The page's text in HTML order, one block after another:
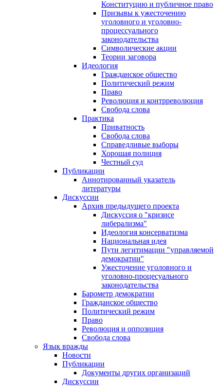
Конституцию и публичное право
Призывы к ужесточению
уголовного и уголовно-
процессуального
законодательства
Символические акции
Теории заговора
Идеология
Гражданское общество
Политический режим
Право
Революция и контрреволюция
Свобода слова
Практика
Приватность
Свобода слова
Справедливые выборы
Хорошая полиция
Честный суд
Публикации
Аннотированный указатель
литературы
Дискуссии
Архив предыдущего проекта
Дискуссия о "кризисе
либерализма"
Идеология консерватизма
Национальная идея
Пути легитимации "управляемой
демократии"
Ужесточение уголовного и
уголовно-процесуального
законодательства
Барометр демократии
Гражданское общество
Политический режим
Право
Революция и оппозиция
Свобода слова
Язык вражды
Новости
Публикации
Документы других организаций
Дискуссии